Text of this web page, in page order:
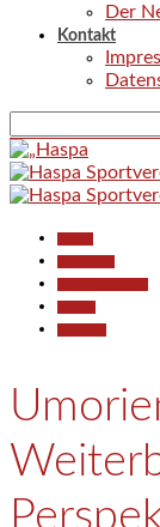
Der
Kontakt